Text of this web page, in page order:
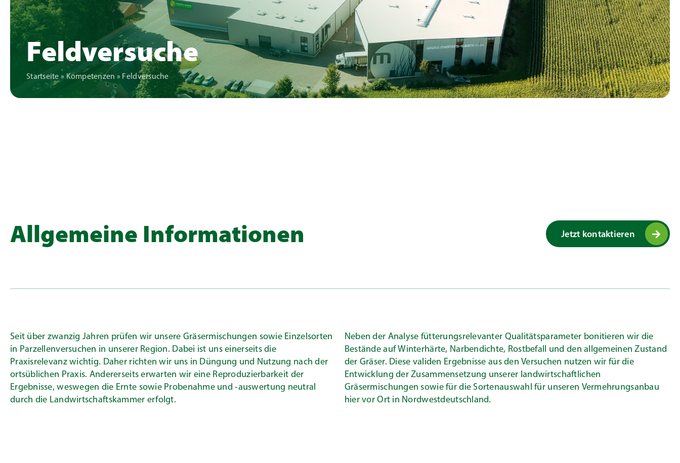
Feldversuche
Startseite » Kompetenzen » Feldversuche
Allgemeine Informationen Jetzt kontaktieren
Seit über zwanzig Jahren prüfen wir unsere Gräsermischungen sowie Einzelsorten
in Parzellenversuchen in unserer Region. Dabei ist uns einerseits die
Praxisrelevanz wichtig. Daher richten wir uns in Düngung und Nutzung nach der
ortsüblichen Praxis. Andererseits erwarten wir eine Reproduzierbarkeit der
Ergebnisse, weswegen die Ernte sowie Probenahme und -auswertung neutral
durch die Landwirtschaftskammer erfolgt.
Neben der Analyse fütterungsrelevanter Qualitätsparameter bonitieren wir die
Bestände auf Winterhärte, Narbendichte, Rostbefall und den allgemeinen Zustand
der Gräser. Diese validen Ergebnisse aus den Versuchen nutzen wir für die
Entwicklung der Zusammensetzung unserer landwirtschaftlichen
Gräsermischungen sowie für die Sortenauswahl für unseren Vermehrungsanbau
hier vor Ort in Nordwestdeutschland.